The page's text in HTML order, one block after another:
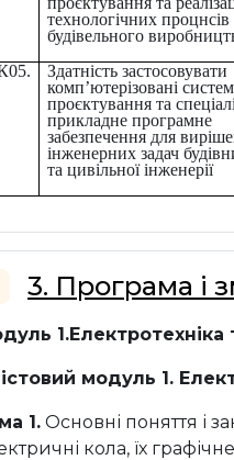
технологічних процнсів
будівельного
Здатність застосовувати
комп’ютерізовані
проєктування та
прикладне програмне
забезпечення для
інженерних задач
та цивільної інженерії
3. Програма і
модуль 1.
1. Основні поняття і
кола, їх